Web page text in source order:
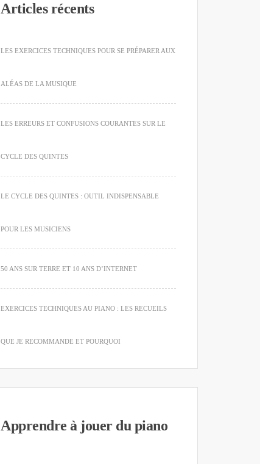
Articles récents
LES EXERCICES TECHNIQUES POUR SE PRÉPARER AUX
ALÉAS DE LA MUSIQUE
LES ERREURS ET CONFUSIONS COURANTES SUR LE
CYCLE DES QUINTES
LE CYCLE DES QUINTES : OUTIL INDISPENSABLE
POUR LES MUSICIENS
50 ANS SUR TERRE ET 10 ANS D’INTERNET
EXERCICES TECHNIQUES AU PIANO : LES RECUEILS
QUE JE RECOMMANDE ET POURQUOI
Apprendre à jouer du piano